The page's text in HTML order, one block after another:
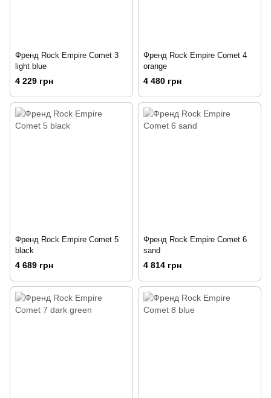
Френд Rock Empire Comet 3
light blue
4 229 грн
Френд Rock Empire Comet 4
orange
4 480 грн
Френд Rock Empire Comet 5
black
4 689 грн
Френд Rock Empire Comet 6
sand
4 814 грн